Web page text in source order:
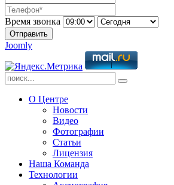
Время звонка
Отправить
Joomly
О Центре
Новости
Видео
Фотографии
Статьи
Лицензия
Наша Команда
Технологии